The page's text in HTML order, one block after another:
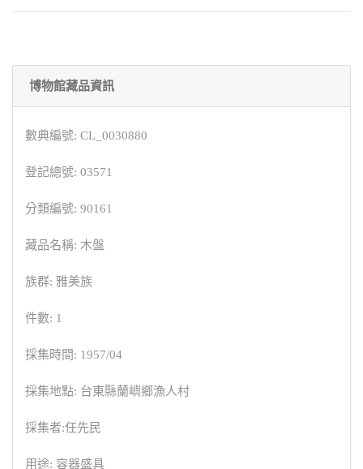
博物館藏品資訊
數典編號: CL_0030880
登記總號: 03571
分類編號: 90161
藏品名稱: 木盤
族群: 雅美族
件數: 1
採集時間: 1957/04
採集地點: 台東縣蘭嶼鄉漁人村
採集者:任先民
用途: 容器盛具